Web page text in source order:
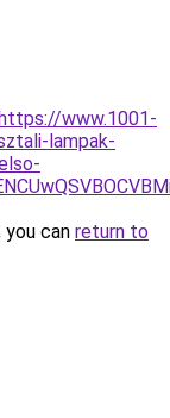
www.1001-
lampak-
can return to